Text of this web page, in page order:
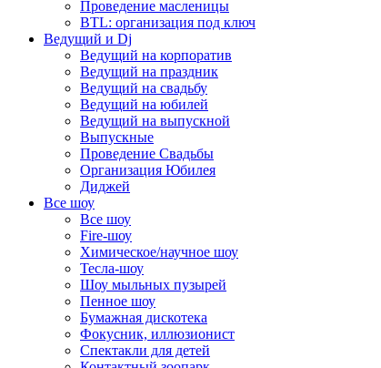
Проведение масленицы
BTL: организация под ключ
Ведущий и Dj
Ведущий на корпоратив
Ведущий на праздник
Ведущий на свадьбу
Ведущий на юбилей
Ведущий на выпускной
Выпускные
Проведение Свадьбы
Организация Юбилея
Диджей
Все шоу
Все шоу
Fire-шоу
Химическое/научное шоу
Тесла-шоу
Шоу мыльных пузырей
Пенное шоу
Бумажная дискотека
Фокусник, иллюзионист
Спектакли для детей